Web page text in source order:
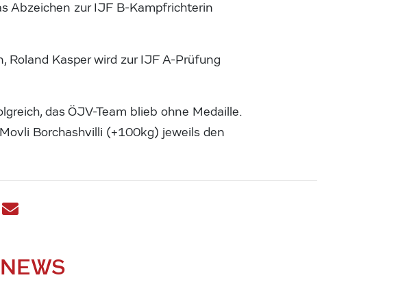
Abzeichen zur IJF B-Kampfrichterin
Kasper wird zur IJF A-Prüfung
das ÖJV-Team blieb ohne Medaille.
Borchashvilli (+100kg) jeweils den